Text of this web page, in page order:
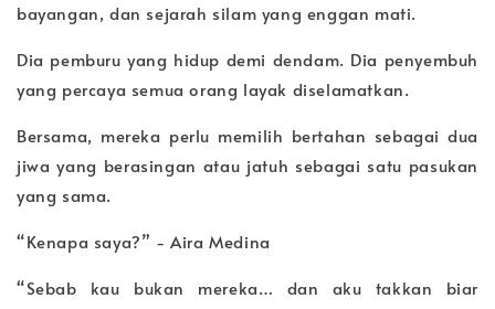
bayangan, dan sejarah silam yang enggan mati.
Dia pemburu yang hidup demi dendam. Dia penyembuh
yang percaya semua orang layak diselamatkan.
Bersama, mereka perlu memilih bertahan sebagai dua
jiwa yang berasingan atau jatuh sebagai satu pasukan
yang sama.
“Kenapa saya?” - Aira Medina
“Sebab kau bukan mereka… dan aku takkan biar